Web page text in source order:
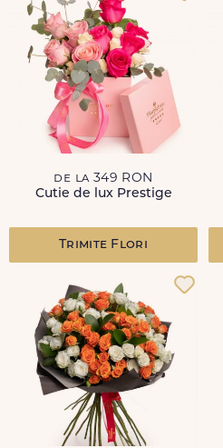
de la 349 RON
Cutie de lux Prestige
Trimite Flori